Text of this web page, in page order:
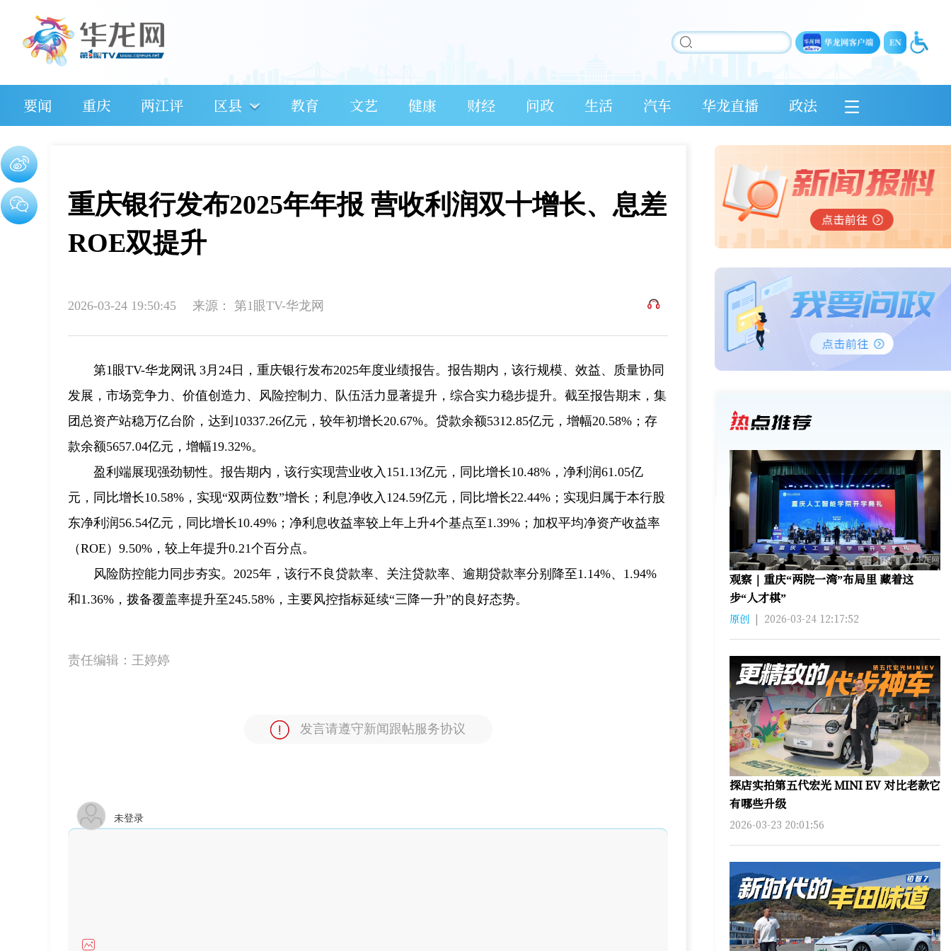
要闻 重庆 两江评 区县 教育 文艺 健康 财经 问政 生活 汽车 华龙直播 政法
重庆银行发布2025年年报 营收利润双十增长、息差
ROE双提升
2026-03-24 19:50:45 来源： 第1眼TV-华龙网
第1眼TV-华龙网讯 3月24日，重庆银行发布2025年度业绩报告。报告期内，该行规模、效益、质量协同
发展，市场竞争力、价值创造力、风险控制力、队伍活力显著提升，综合实力稳步提升。截至报告期末，集
团总资产站稳万亿台阶，达到10337.26亿元，较年初增长20.67%。贷款余额5312.85亿元，增幅20.58%；存
款余额5657.04亿元，增幅19.32%。
盈利端展现强劲韧性。报告期内，该行实现营业收入151.13亿元，同比增长10.48%，净利润61.05亿
元，同比增长10.58%，实现“双两位数”增长；利息净收入124.59亿元，同比增长22.44%；实现归属于本行股
东净利润56.54亿元，同比增长10.49%；净利息收益率较上年上升4个基点至1.39%；加权平均净资产收益率
（ROE）9.50%，较上年提升0.21个百分点。
风险防控能力同步夯实。2025年，该行不良贷款率、关注贷款率、逾期贷款率分别降至1.14%、1.94%
和1.36%，拨备覆盖率提升至245.58%，主要风控指标延续“三降一升”的良好态势。
责任编辑： 王婷婷
发言请遵守新闻跟帖服务协议
未登录
观察｜重庆“两院一湾”布局里 藏着这
步“人才棋”
原创 | 2026-03-24 12:17:52
探店实拍第五代宏光 MINI EV 对比老款它
有哪些升级
2026-03-23 20:01:56